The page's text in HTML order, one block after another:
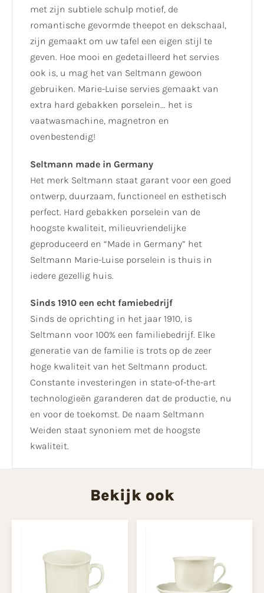
met zijn subtiele schulp motief, de
romantische gevormde theepot en dekschaal,
zijn gemaakt om uw tafel een eigen stijl te
geven. Hoe mooi en gedetailleerd het servies
ook is, u mag het van Seltmann gewoon
gebruiken. Marie-Luise servies gemaakt van
extra hard gebakken porselein... het is
vaatwasmachine, magnetron en
ovenbestendig!
Seltmann made in Germany
Het merk Seltmann staat garant voor een goed
ontwerp, duurzaam, functioneel en esthetisch
perfect. Hard gebakken porselein van de
hoogste kwaliteit, milieuvriendelijke
geproduceerd en “Made in Germany” het
Seltmann Marie-Luise porselein is thuis in
iedere gezellig huis.
Sinds 1910 een echt famiebedrijf
Sinds de oprichting in het jaar 1910, is
Seltmann voor 100% een familiebedrijf. Elke
generatie van de familie is trots op de zeer
hoge kwaliteit van het Seltmann product.
Constante investeringen in state-of-the-art
technologieën garanderen dat de productie, nu
en voor de toekomst. De naam Seltmann
Weiden staat synoniem met de hoogste
kwaliteit.
Bekijk ook